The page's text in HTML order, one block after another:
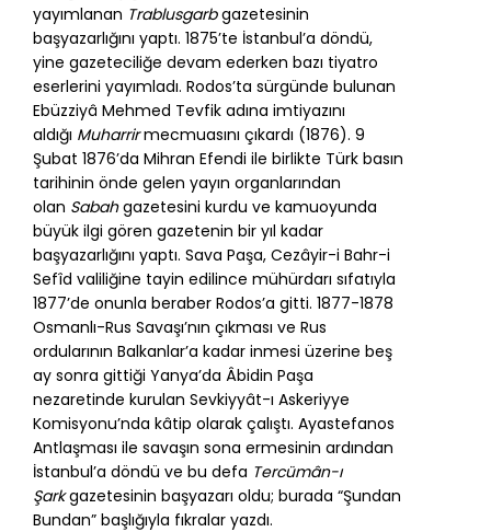
yayımlanan Trablusgarbgazetesinin
başyazarlığını yaptı. 1875’te İstanbul’a döndü,
yine gazeteciliğe devam ederken bazı tiyatro
eserlerini yayımladı. Rodos’ta sürgünde bulunan
Ebüzziyâ Mehmed Tevfik adına imtiyazını
aldığı Muharrirmecmuasını çıkardı (1876). 9
Şubat 1876’da Mihran Efendi ile birlikte Türk basın
tarihinin önde gelen yayın organlarından
olan Sabahgazetesini kurdu ve kamuoyunda
büyük ilgi gören gazetenin bir yıl kadar
başyazarlığını yaptı. Sava Paşa, Cezâyir-i Bahr-i
Sefîd valiliğine tayin edilince mühürdarı sıfatıyla
1877’de onunla beraber Rodos’a gitti. 1877-1878
Osmanlı-Rus Savaşı’nın çıkması ve Rus
ordularının Balkanlar’a kadar inmesi üzerine beş
ay sonra gittiği Yanya’da Âbidin Paşa
nezaretinde kurulan Sevkiyyât-ı Askeriyye
Komisyonu’nda kâtip olarak çalıştı. Ayastefanos
Antlaşması ile savaşın sona ermesinin ardından
İstanbul’a döndü ve bu defa Tercümân-ı
Şarkgazetesinin başyazarı oldu; burada “Şundan
Bundan” başlığıyla fıkralar yazdı.